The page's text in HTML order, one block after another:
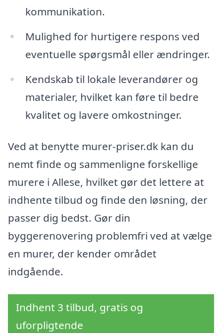
kommunikation.
Mulighed for hurtigere respons ved
eventuelle spørgsmål eller ændringer.
Kendskab til lokale leverandører og
materialer, hvilket kan føre til bedre
kvalitet og lavere omkostninger.
Ved at benytte murer-priser.dk kan du
nemt finde og sammenligne forskellige
murere i Allese, hvilket gør det lettere at
indhente tilbud og finde den løsning, der
passer dig bedst. Gør din
byggerenovering problemfri ved at vælge
en murer, der kender området
indgående.
Indhent 3 tilbud, gratis og
uforpligtende